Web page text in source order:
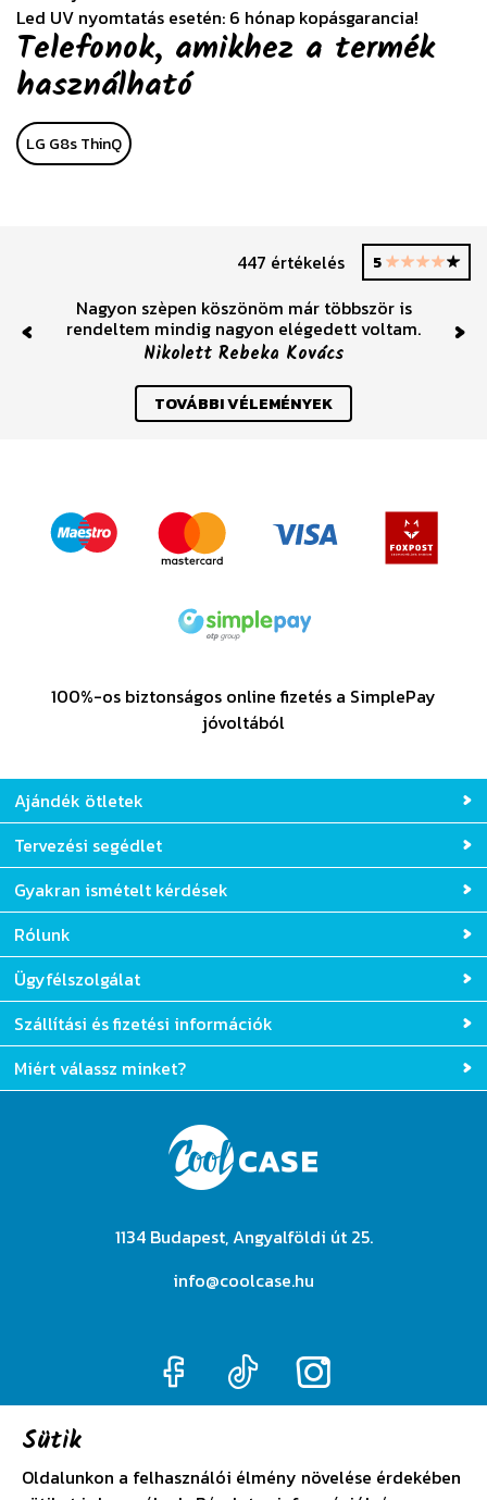
Led UV nyomtatás esetén: 6 hónap kopásgarancia!
Telefonok, amikhez a termék
használható
LG G8s ThinQ
447 értékelés 5
Nagyon szèpen köszönöm már többször is
rendeltem mindig nagyon elégedett voltam.
Nikolett Rebeka Kovács
Previous
TOVÁBBI VÉLEMÉNYEK
100%-os biztonságos online fizetés a SimplePay
jóvoltából
Ajándék ötletek
Tervezési segédlet
Gyakran ismételt kérdések
Rólunk
Ügyfélszolgálat
Szállítási és fizetési információk
Miért válassz minket?
1134 Budapest, Angyalföldi út 25.
info@coolcase.hu
Sütik
Oldalunkon a felhasználói élmény növelése érdekében